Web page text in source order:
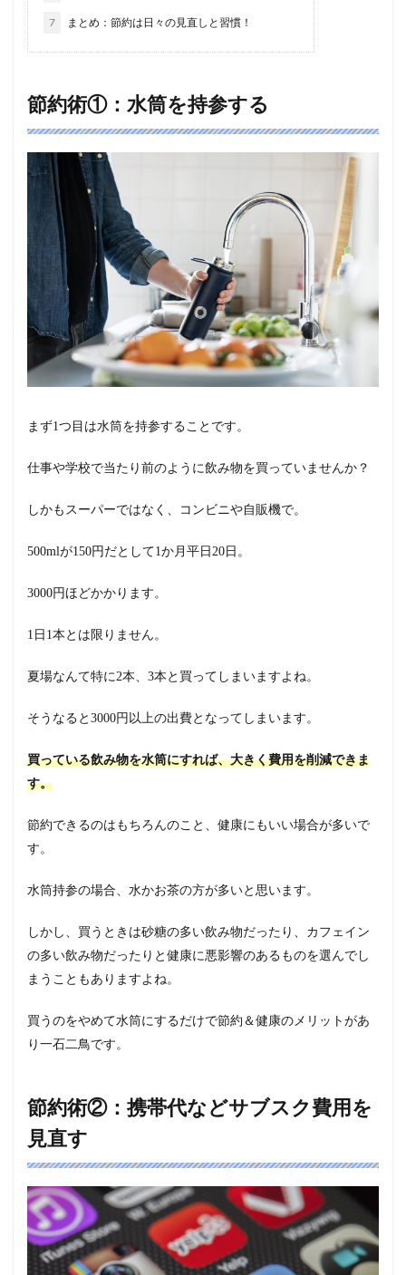
7 まとめ：節約は日々の見直しと習慣！
節約術①：水筒を持参する
まず1つ目は水筒を持参することです。
仕事や学校で当たり前のように飲み物を買っていませんか？
しかもスーパーではなく、コンビニや自販機で。
500mlが150円だとして1か月平日20日。
3000円ほどかかります。
1日1本とは限りません。
夏場なんて特に2本、3本と買ってしまいますよね。
そうなると3000円以上の出費となってしまいます。
買っている飲み物を水筒にすれば、大きく費用を削減できま
す。
節約できるのはもちろんのこと、健康にもいい場合が多いで
す。
水筒持参の場合、水かお茶の方が多いと思います。
しかし、買うときは砂糖の多い飲み物だったり、カフェイン
の多い飲み物だったりと健康に悪影響のあるものを選んでし
まうこともありますよね。
買うのをやめて水筒にするだけで節約＆健康のメリットがあ
り一石二鳥です。
節約術②：携帯代などサブスク費用を
見直す